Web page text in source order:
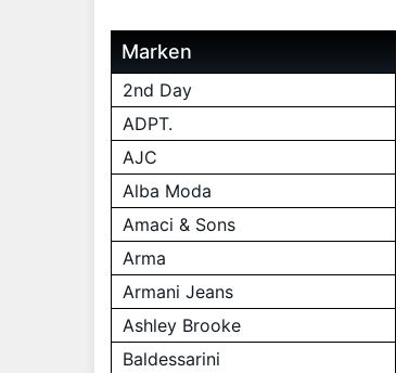
Marken
2nd Day
ADPT.
AJC
Alba Moda
Amaci & Sons
Arma
Armani Jeans
Ashley Brooke
Baldessarini